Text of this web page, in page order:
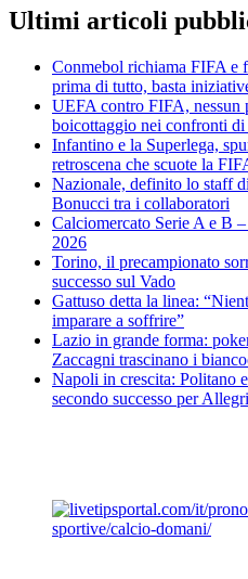
Ultimi articoli
Conmebol richiama FIFA e
prima di tutto, basta
UEFA contro FIFA, nessun
boicottaggio nei confronti
Infantino e la Superlega,
retroscena che scuote la
Nazionale, definito lo staff
Bonucci tra i collaboratori
Calciomercato Serie A e B
2026
Torino, il precampionato
successo sul Vado
Gattuso detta la linea:
imparare a soffrire”
Lazio in grande forma:
Zaccagni trascinano i
Napoli in crescita: Politano
secondo successo per Allegri